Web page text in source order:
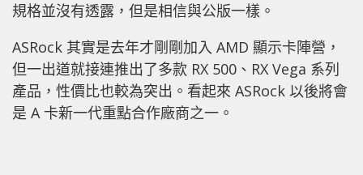
規格並沒有透露，但是相信與公版一樣。
ASRock 其實是去年才剛剛加入 AMD 顯示卡陣營，
但一出道就接連推出了多款 RX 500、RX Vega 系列
產品，性價比也較為突出。看起來 ASRock 以後將會
是 A 卡新一代重點合作廠商之一。